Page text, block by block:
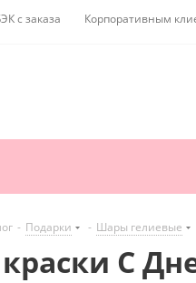
с заказа Корпоративным
- Подарки - Шары гелиевые
С